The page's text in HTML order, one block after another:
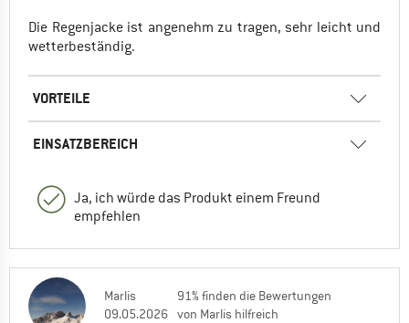
Die Regenjacke ist angenehm zu tragen, sehr leicht und
wetterbeständig.
VORTEILE
EINSATZBEREICH
Ja, ich würde das Produkt einem Freund
empfehlen
Marlis
09.05.2026
91% finden die Bewertungen
von Marlis hilfreich